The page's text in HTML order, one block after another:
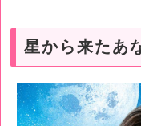
星から来たあ